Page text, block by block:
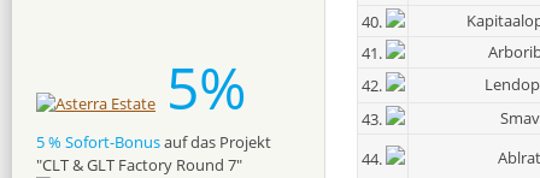
40.
41.
42.
43.
44.
5%
5 % Sofort-Bonusauf das Projekt
"CLT & GLT Factory Round 7"